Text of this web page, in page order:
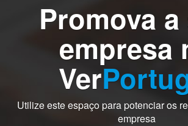
Promova
empresa
Ver
Utilize este espaço para potenciar os
empresa